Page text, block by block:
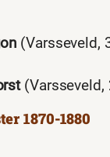
(Varsseveld,
(Varsseveld,
1870-1880